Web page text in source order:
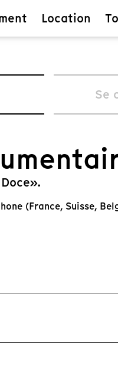
Location
Se
(France, Suisse,